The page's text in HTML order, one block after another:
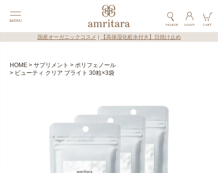
国産オーガニックコスメ 【高保湿化粧水付き】日焼け止め
HOME サプリメント
ポリフェノール
ビューティ クリア ブライト 30粒×3袋